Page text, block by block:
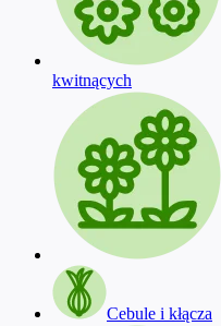
kwitnących
Cebule i kłącza